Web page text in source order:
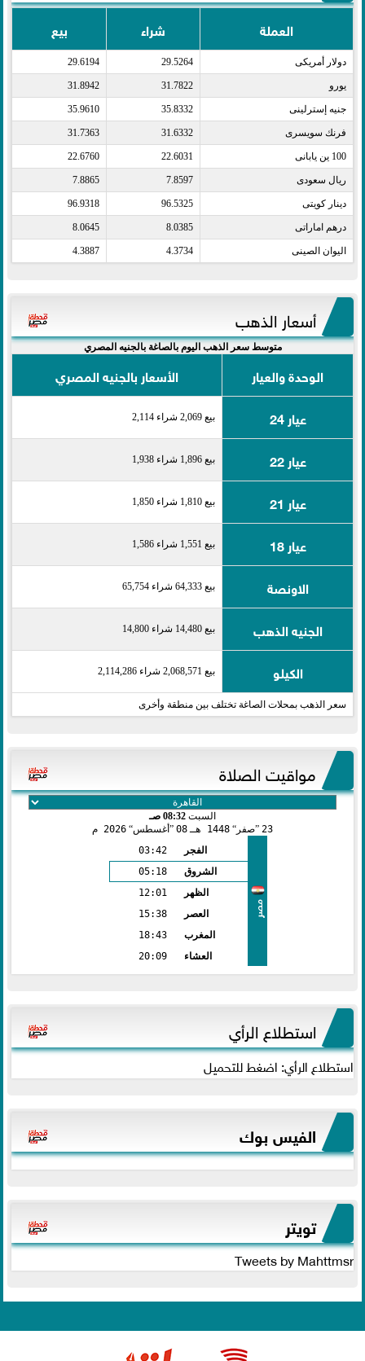
العملة شراء بيع
دولار أمريكى​ 29.5264
29.6194
يورو​ 31.7822
31.8942
جنيه إسترلينى​ 35.8332
35.9610
فرنك سويسرى​ 31.6332
31.7363
100 ين يابانى​ 22.6031
22.6760
ريال سعودى​ 7.8597
7.8865
دينار كويتى​ 96.5325
96.9318
درهم اماراتى​ 8.0385
8.0645
اليوان الصينى​ 4.3734
4.3887
أسعار الذهب
متوسط سعر الذهب اليوم بالصاغة بالجنيه المصري
الوحدة والعيار
الأسعار بالجنيه المصري
عيار 24
بيع 2,069 شراء 2,114
عيار 22 بيع 1,896 شراء 1,938
عيار 21 بيع 1,810 شراء 1,850
عيار 18 بيع 1,551 شراء 1,586
الاونصة بيع 64,333 شراء 65,754
الجنيه الذهب بيع 14,480 شراء 14,800
الكيلو بيع 2,068,571 شراء 2,114,286
سعر الذهب بمحلات الصاغة تختلف بين منطقة وأخرى
مواقيت الصلاة
السبت 08:32 صـ
23 صفر 1448 هـ 08 أغسطس 2026 م
مصر
الفجر
03:42
الشروق
05:18
الظهر
12:01
العصر
15:38
المغرب
18:43
العشاء
20:09
استطلاع الرأي
استطلاع الرأي: اضغط للتحميل
الفيس بوك
تويتر
Tweets by Mahttmsr